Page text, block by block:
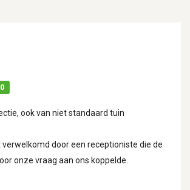
ook van niet standaard tuin
verwelkomd door een receptioniste die de
onze vraag aan ons koppelde.